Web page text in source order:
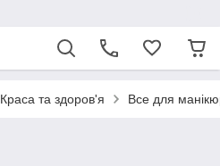
Краса та здоров'я Все для